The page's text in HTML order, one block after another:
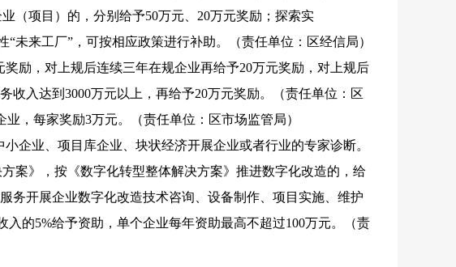
（项目）的，分别给予50万元、20万元奖励；探索实
未来工厂”，可按相应政策进行补助。（责任单位：区经信局）
励，对上规后连续三年在规企业再给予20万元奖励，对上规后
收入达到3000万元以上，再给予20万元奖励。（责任单位：区
，每家奖励3万元。（责任单位：区市场监管局）
企业、项目库企业、块状经济开展企业或者行业的专家诊断。
案》，按《数字化转型整体解决方案》推进数字化改造的，给
务开展企业数字化改造技术咨询、设备制作、项目实施、维护
的5%给予资助，单个企业每年资助最高不超过100万元。（责